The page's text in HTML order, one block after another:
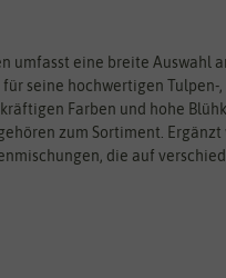
umfasst eine breite Auswahl
seine hochwertigen Tulpen-,
Farben und hohe
zum Sortiment. Ergänzt
die auf